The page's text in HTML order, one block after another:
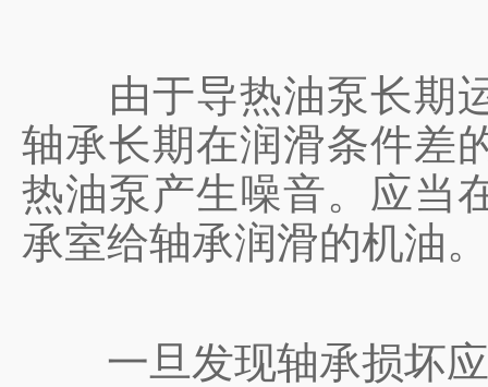
由于导热油泵长期运
轴承长期在润滑条件差
热油泵产生噪音。应当
承室给轴承润滑的机油。
一旦发现轴承损坏应